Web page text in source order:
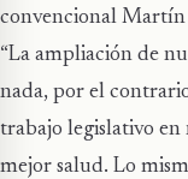
convencional
“La ampliación de
nada, por el
trabajo legislativo en
mejor salud. Lo